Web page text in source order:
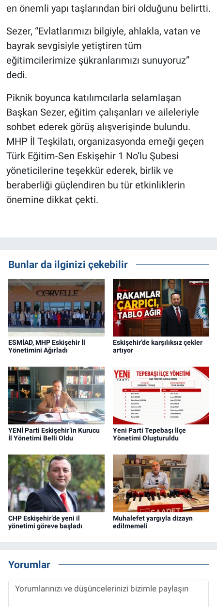
en önemli yapı taşlarından biri olduğunu belirtti.
Sezer, “Evlatlarımızı bilgiyle, ahlakla, vatan ve
bayrak sevgisiyle yetiştiren tüm
eğitimcilerimize şükranlarımızı sunuyoruz”
dedi.
Piknik boyunca katılımcılarla selamlaşan
Başkan Sezer, eğitim çalışanları ve aileleriyle
sohbet ederek görüş alışverişinde bulundu.
MHP İl Teşkilatı, organizasyonda emeği geçen
Türk Eğitim-Sen Eskişehir 1 No’lu Şubesi
yöneticilerine teşekkür ederek, birlik ve
beraberliği güçlendiren bu tür etkinliklerin
önemine dikkat çekti.
Bunlar da ilginizi çekebilir
ESMİAD, MHP Eskişehir İl
Yönetimini Ağırladı
Eskişehir’de karşılıksız çekler
artıyor
YENİ Parti Eskişehir’in Kurucu
İl Yönetimi Belli Oldu
Yeni Parti Tepebaşı İlçe
Yönetimi Oluşturuldu
CHP Eskişehir’de yeni il
yönetimi göreve başladı
Muhalefet yargıyla dizayn
edilmemeli
Yorumlar